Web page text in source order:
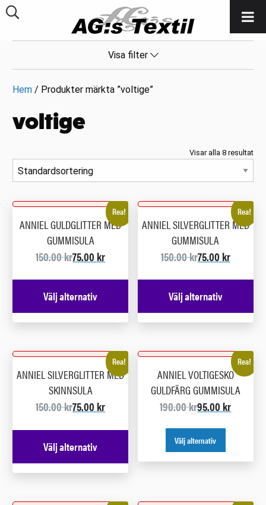
Visa filter
Hem / Produkter märkta ”voltige”
voltige
Visar alla 8 resultat
Rea!
ANNIEL GULDGLITTER MED
GUMMISULA
150.00kr75.00 kr
Välj alternativ
Rea!
ANNIEL SILVERGLITTER MED
GUMMISULA
150.00kr75.00 kr
Välj alternativ
Rea!
ANNIEL SILVERGLITTER MED
SKINNSULA
150.00kr75.00 kr
Välj alternativ
Rea!
ANNIEL VOLTIGESKO
GULDFÄRG GUMMISULA
190.00kr95.00 kr
Välj alternativ